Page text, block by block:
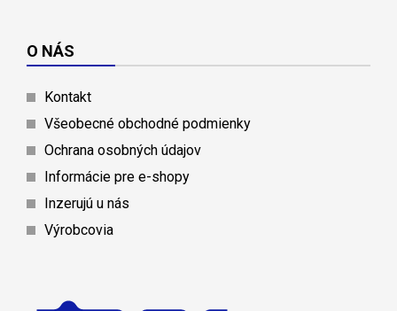
O NÁS
Kontakt
Všeobecné obchodné podmienky
Ochrana osobných údajov
Informácie pre e-shopy
Inzerujú u nás
Výrobcovia